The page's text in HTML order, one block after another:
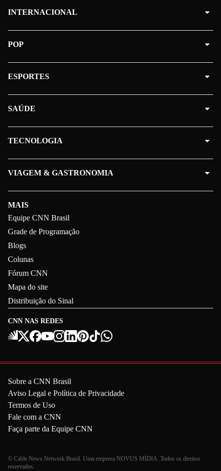
CNN NAS REDES
MAIS
Equipe CNN Brasil
Grade de Programação
Blogs
Colunas
Fórum CNN
Mapa do site
Distribuição do Sinal
INTERNACIONAL
POP
ESPORTES
SAÚDE
TECNOLOGIA
VIAGEM & GASTRONOMIA
Sobre a CNN Brasil
Aviso Legal e Política de Privacidade
Termos de Uso
Fale com a CNN
Faça parte da Equipe CNN
© Cable News Network Brasil. Uma empresa NOVUS MÍDIA. Todos os direitos
reservados.